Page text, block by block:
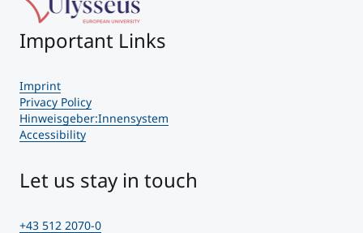
Important Links
Imprint
Privacy Policy
Hinweisgeber:Innensystem
Accessibility
Let us stay in touch
+43 512 2070-0